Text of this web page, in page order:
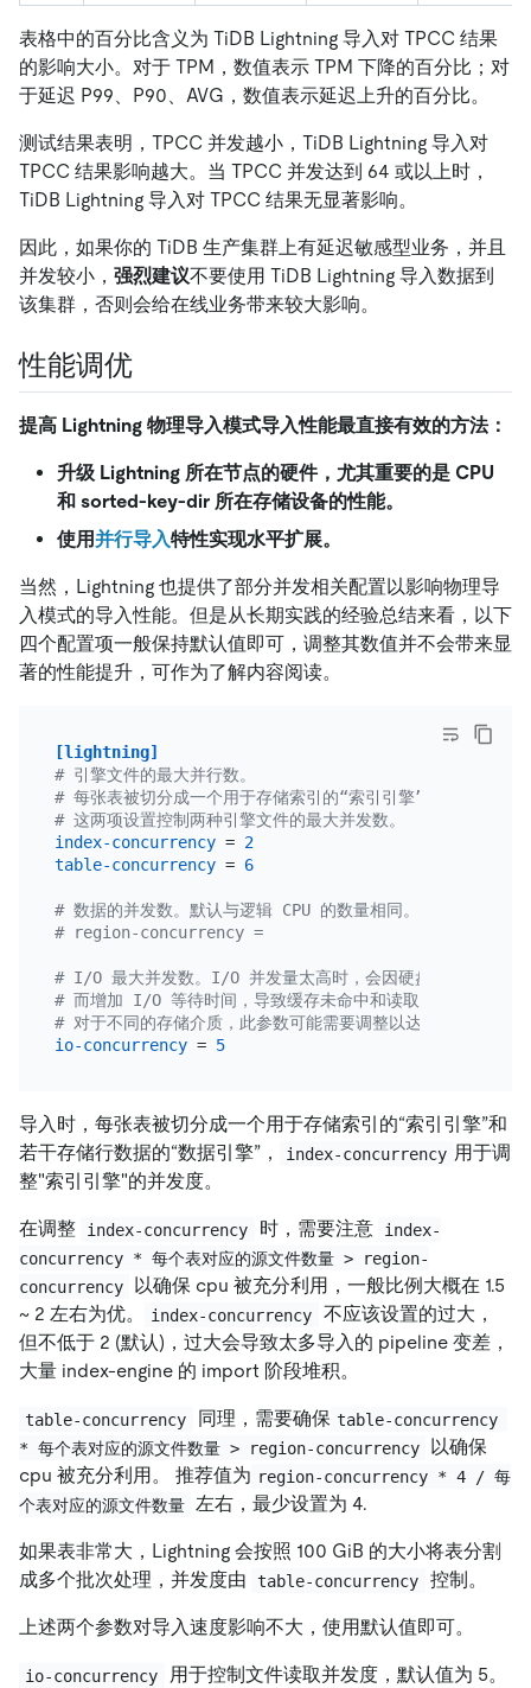
表格中的百分比含义为 TiDB Lightning 导入对 TPCC 结果
的影响大小。对于 TPM，数值表示 TPM 下降的百分比；对
于延迟 P99、P90、AVG，数值表示延迟上升的百分比。
测试结果表明，TPCC 并发越小，TiDB Lightning 导入对
TPCC 结果影响越大。当 TPCC 并发达到 64 或以上时，
TiDB Lightning 导入对 TPCC 结果无显著影响。
因此，如果你的 TiDB 生产集群上有延迟敏感型业务，并且
并发较小， 强烈建议不要使用 TiDB Lightning 导入数据到
该集群，否则会给在线业务带来较大影响。
性能调优
提高 Lightning 物理导入模式导入性能最直接有效的方法：
升级 Lightning 所在节点的硬件，尤其重要的是 CPU
和 sorted-key-dir 所在存储设备的性能。
使用并行导入特性实现水平扩展。
当然，Lightning 也提供了部分并发相关配置以影响物理导
入模式的导入性能。但是从长期实践的经验总结来看，以下
四个配置项一般保持默认值即可，调整其数值并不会带来显
著的性能提升，可作为了解内容阅读。
[lightning]
# 引擎文件的最大并行数。
# 每张表被切分成一个用于存储索引的“索引引擎”和若干存储行
# 这两项设置控制两种引擎文件的最大并发数。
index-concurrency = 2
table-concurrency = 6
# 数据的并发数。默认与逻辑 CPU 的数量相同。
# region-concurrency =
# I/O 最大并发数。I/O 并发量太高时，会因硬盘内部缓存频
# 而增加 I/O 等待时间，导致缓存未命中和读取速度降低。
# 对于不同的存储介质，此参数可能需要调整以达到最佳效率。
io-concurrency = 5
导入时，每张表被切分成一个用于存储索引的“索引引擎”和
若干存储行数据的“数据引擎”，
index-concurrency 用于调
整"索引引擎"的并发度。
在调整 index-concurrency 时，需要注意
index-
concurrency * 每个表对应的源文件数量 > region-
concurrency
以确保 cpu 被充分利用，一般比例大概在 1.5
~ 2 左右为优。
index-concurrency
不应该设置的过大，
但不低于 2 (默认)，过大会导致太多导入的 pipeline 变差，
大量 index-engine 的 import 阶段堆积。
table-concurrency 同理，需要确保 table-concurrency
* 每个表对应的源文件数量 > region-concurrency
以确保
cpu 被充分利用。 推荐值为 region-concurrency * 4 / 每
个表对应的源文件数量 左右，最少设置为 4.
如果表非常大，Lightning 会按照 100 GiB 的大小将表分割
成多个批次处理，并发度由
table-concurrency 控制。
上述两个参数对导入速度影响不大，使用默认值即可。
io-concurrency
用于控制文件读取并发度，默认值为 5。